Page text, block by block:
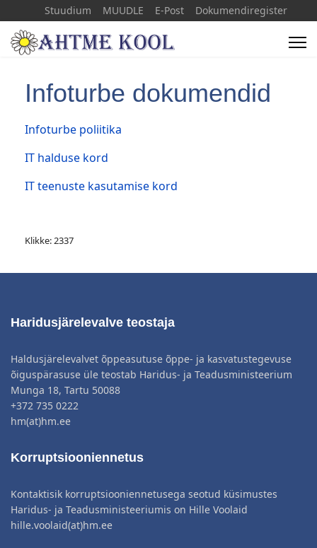
Stuudium MUUDLE E-Post Dokumendiregister
+372 33 66071 info(a)ahtmekool.ee
Infoturbe dokumendid
Infoturbe poliitika
IT halduse kord
IT teenuste kasutamise kord
Klikke: 2337
Haridusjärelevalve teostaja
Haldusjärelevalvet õppeasutuse õppe- ja kasvatustegevuse
õiguspärasuse üle teostab Haridus- ja Teadusministeerium
Munga 18, Tartu 50088
+372 735 0222
hm(at)hm.ee
Korruptsiooniennetus
Kontaktisik korruptsiooniennetusega seotud küsimustes
Haridus- ja Teadusministeeriumis on Hille Voolaid
hille.voolaid(at)hm.ee